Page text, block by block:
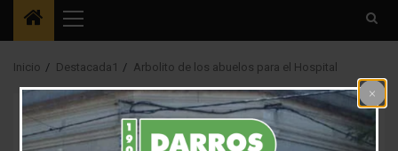
Menú
principal
Inicio Destacada1 Arbolito de los abuelos para el Hospital
Destacada1